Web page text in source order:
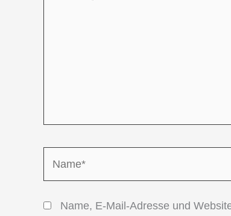
Name, E-Mail-Adresse und